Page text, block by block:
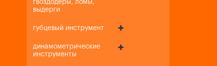
гвоздодеры, ломы,
выдерги
губцевый инструмент
динамометрические
инструменты